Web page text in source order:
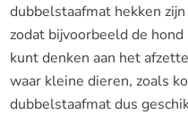
dubbelstaafmat hekken
zodat bijvoorbeeld de
kunt denken aan het
waar kleine dieren, zoals
dubbelstaafmat dus